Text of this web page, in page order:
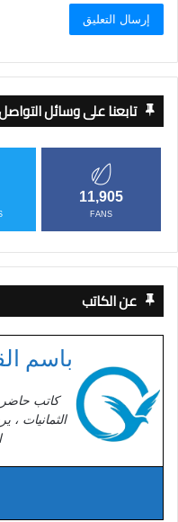
تابعنا على وسائل
11,905
FANS
عن الكاتب
باسم
كاتب
الثمانيات ،